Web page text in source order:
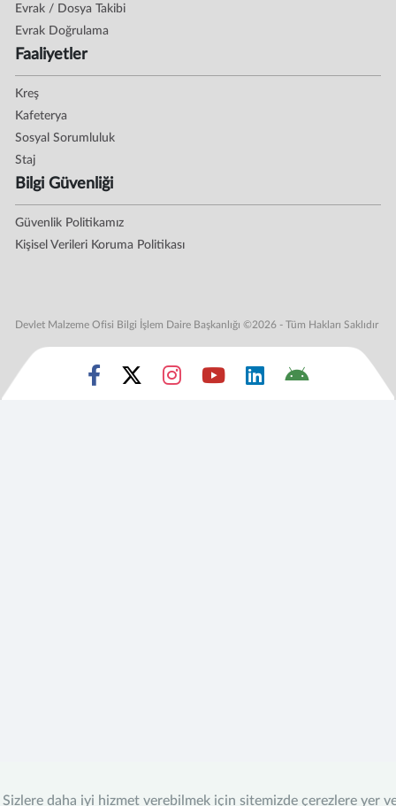
Sizlere daha iyi hizmet verebilmek için sitemizde çerezlere yer
Evrak / Dosya Takibi
Evrak Doğrulama
Faaliyetler
Kreş
Kafeterya
Sosyal Sorumluluk
Staj
Bilgi Güvenliği
Güvenlik Politikamız
Kişisel Verileri Koruma Politikası
Devlet Malzeme Ofisi Bilgi İşlem Daire Başkanlığı ©2026 - Tüm Hakları Saklıdır